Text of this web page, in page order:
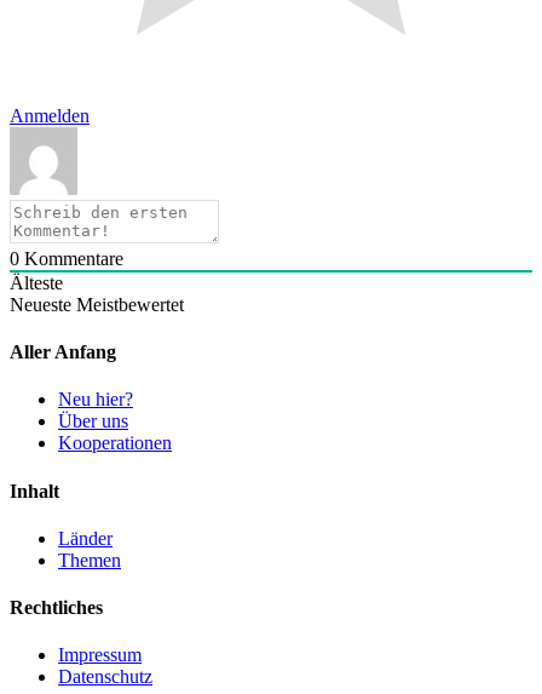
Anmelden
0 Kommentare
Älteste
Neueste Meistbewertet
Aller Anfang
Neu hier?
Über uns
Kooperationen
Inhalt
Länder
Themen
Rechtliches
Impressum
Datenschutz